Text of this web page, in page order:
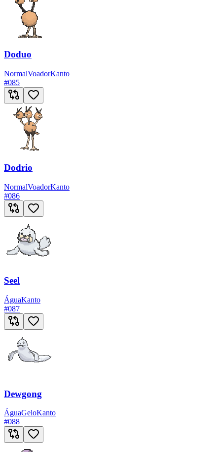
Doduo
NormalVoadorKanto
#085
Dodrio
NormalVoadorKanto
#086
Seel
ÁguaKanto
#087
Dewgong
ÁguaGeloKanto
#088